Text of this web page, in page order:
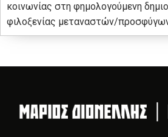
κοινωνίας στη φημολογούμενη
φιλοξενίας μεταναστών/